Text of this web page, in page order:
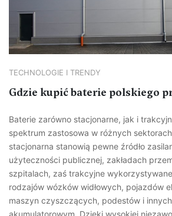
TECHNOLOGIE I TRENDY
Gdzie kupić baterie polskiego
Baterie zarówno stacjonarne, jak i
spektrum zastosowa w różnych
stacjonarna stanowią pewne źródło
użyteczności publicznej, zakładach
szpitalach, zaś trakcyjne
rodzajów wózków widłowych, pojazdów
maszyn czyszczących, podestów i
akumulatorowym. Dzięki wysokiej